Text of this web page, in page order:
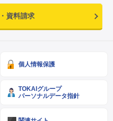
資料請求
個人情報保護
TOKAIグループ
パーソナルデータ指針